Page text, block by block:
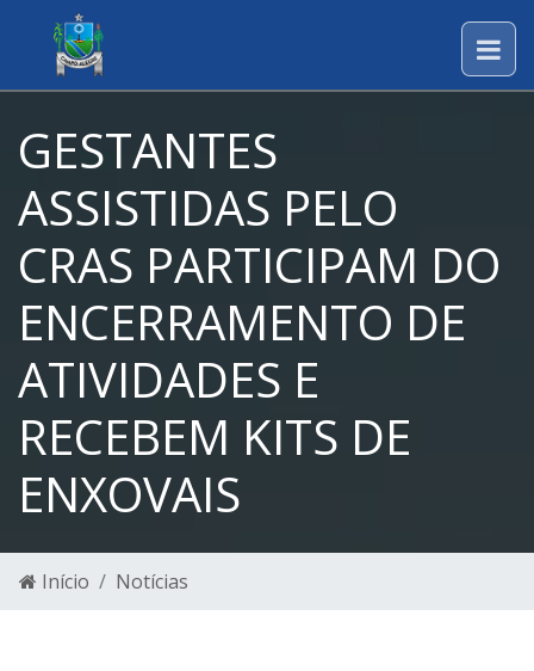
GESTANTES
ASSISTIDAS PELO
CRAS PARTICIPAM DO
ENCERRAMENTO DE
ATIVIDADES E
RECEBEM KITS DE
ENXOVAIS
Início Notícias